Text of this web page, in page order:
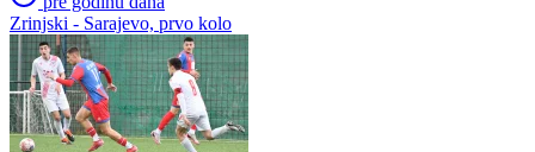
Zrinjski - Sarajevo, prvo kolo